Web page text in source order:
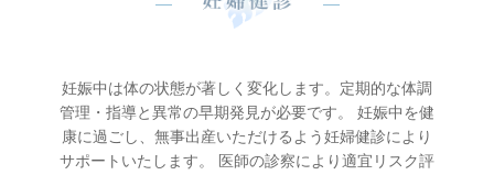
妊娠中は体の状態が著しく変化します。定期的な体調
管理・指導と異常の早期発見が必要です。 妊娠中を健
康に過ごし、無事出産いただけるよう妊婦健診により
サポートいたします。 医師の診察により適宜リスク評